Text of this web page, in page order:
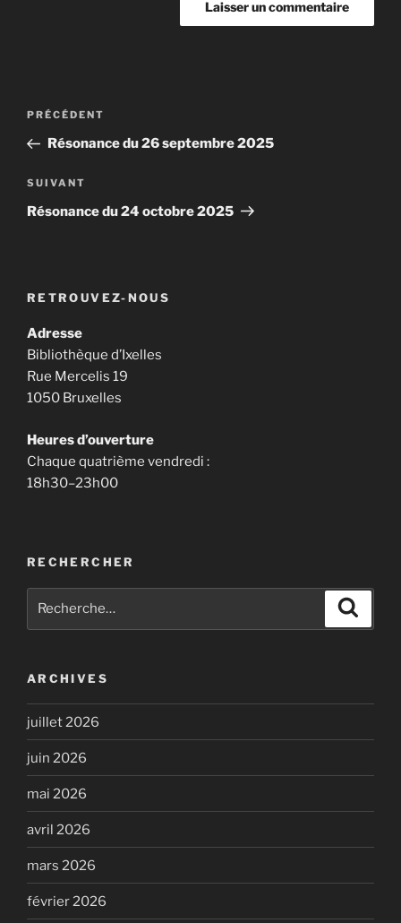
Navigation
l’article
Article
précédent
PRÉCÉDENT
Résonance du 26 septembre 2025
Article
suivant
SUIVANT
Résonance du 24 octobre 2025
RETROUVEZ-NOUS
Adresse
Bibliothèque d’Ixelles
Rue Mercelis 19
1050 Bruxelles
Heures d’ouverture
Chaque quatrième vendredi :
18h30–23h00
RECHERCHER
ARCHIVES
juillet 2026
juin 2026
mai 2026
avril 2026
mars 2026
février 2026